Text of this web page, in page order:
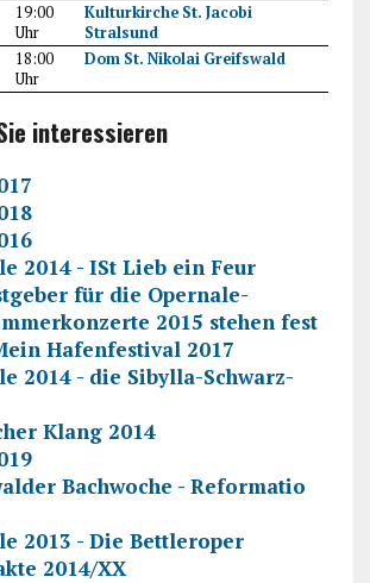
19:00
Uhr
Kulturkirche St. Jacobi
Stralsund
18:00
Uhr
Dom St. Nikolai Greifswald
interessieren
2014 - ISt Lieb ein Feur
für die Opernale-
2015 stehen fest
Hafenfestival 2017
2014 - die Sibylla-Schwarz-
Klang 2014
Bachwoche - Reformatio
2013 - Die Bettleroper
2014/XX